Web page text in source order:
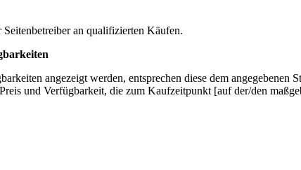
an qualifizierten Käufen.
angezeigt werden, entsprechen diese dem
und Verfügbarkeit, die zum Kaufzeitpunkt [auf der/den